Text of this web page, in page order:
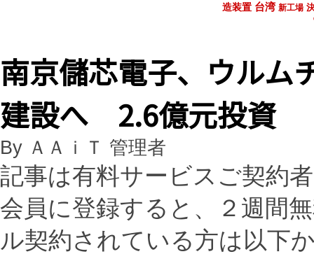
造装置 台湾 新工場
南京儲芯電子、ウルム
建設へ 2.6億元投資
By ＡＡｉＴ 管理者
記事は有料サービスご契約
会員に登録すると、２週間
ル契約されている方は以下